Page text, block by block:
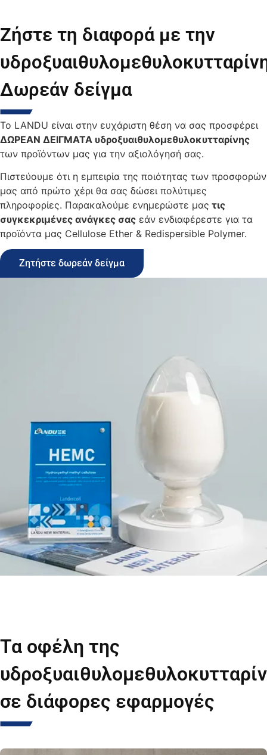
Ζήστε τη διαφορά με την
Δωρεάν δείγμα
Το LANDU είναι στην ευχάριστη θέση να σας προσφέρει
ΔΩΡΕΑΝ ΔΕΙΓΜΑΤΑ υδροξυαιθυλομεθυλοκυτταρίνης
των προϊόντων μας για την αξιολόγησή σας.
Πιστεύουμε ότι η εμπειρία της ποιότητας των προσφορών
μας από πρώτο χέρι θα σας δώσει πολύτιμες
πληροφορίες. Παρακαλούμε ενημερώστε μας τις
συγκεκριμένες ανάγκες σας εάν ενδιαφέρεστε για τα
προϊόντα μας Cellulose Ether & Redispersible Polymer.
Ζητήστε δωρεάν δείγμα
Τα οφέλη της
σε διάφορες εφαρμογές